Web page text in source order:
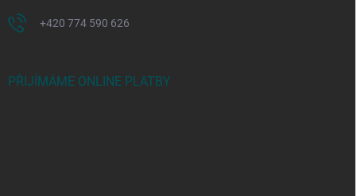
+420 774 590 626
PŘIJÍMÁME ONLINE PLATBY